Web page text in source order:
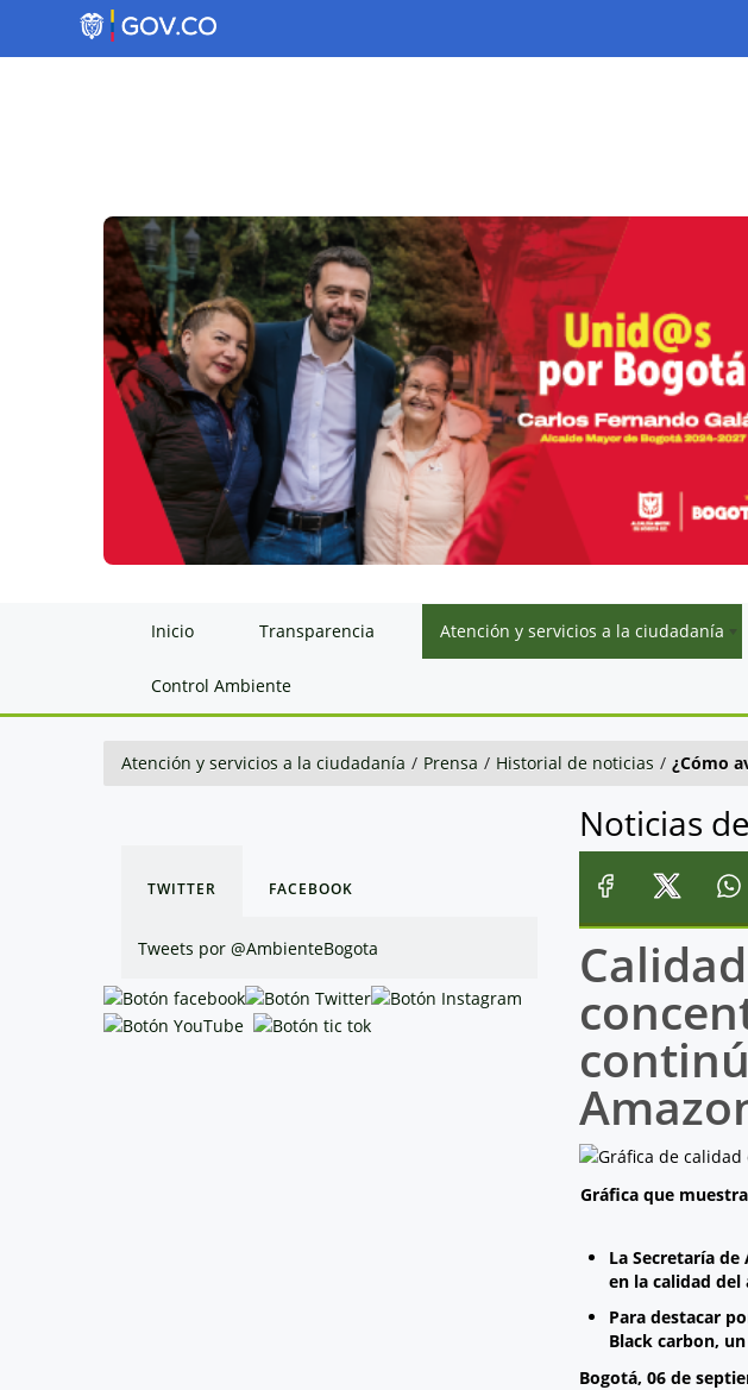
Inicio Transparencia Atención y servicios a la ciudadanía
Control Ambiente
Atención y servicios a la ciudadanía / Prensa / Historial de noticias / ¿Cómo
TWITTER FACEBOOK
Tweets por @AmbienteBogota
Noticias
Gráfica que
La Secretaría
en la calidad del
Para destacar
Black carbon,
Bogotá, 06 de